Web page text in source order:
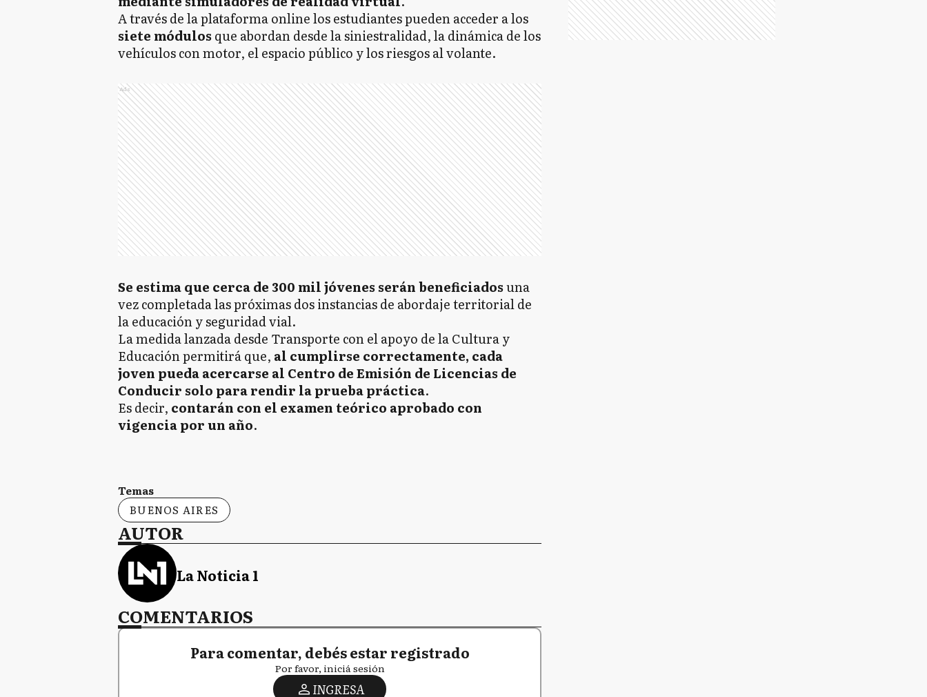
A través de la plataforma online los estudiantes pueden acceder a los
siete módulos que abordan desde la siniestralidad, la dinámica de los
vehículos con motor, el espacio público y los riesgos al volante.
Ads
Se estima que cerca de 300 mil jóvenes serán beneficiadosuna
vez completada las próximas dos instancias de abordaje territorial de
la educación y seguridad vial.
La medida lanzada desde Transporte con el apoyo de la Cultura y
Educación permitirá que, al cumplirse correctamente, cada
joven pueda acercarse al Centro de Emisión de Licencias de
Conducir solo para rendir la prueba práctica.
Es decir, contarán con el examen teórico aprobado con
vigencia por un año.
Temas
BUENOS AIRES
AUTOR
La Noticia 1
COMENTARIOS
Para comentar, debés estar registrado
Por favor, iniciá sesión
INGRESA
M Merlo